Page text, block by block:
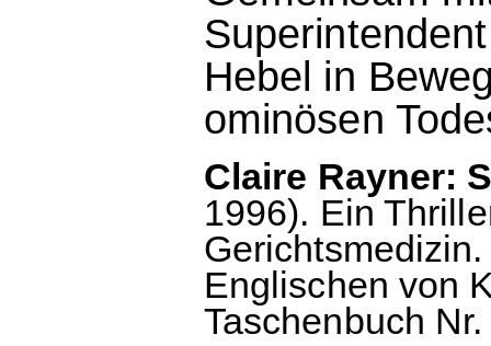
Hebel in
ominösen
Claire Rayner:
1996). Ein
Englischen von
Taschenbuch